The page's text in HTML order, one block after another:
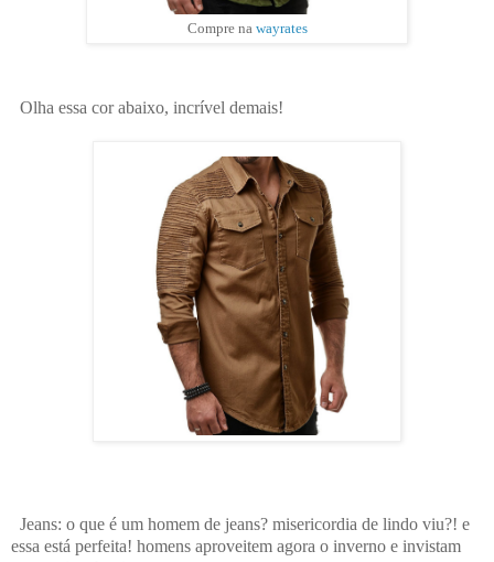
Compre na wayrates
Olha essa cor abaixo, incrível demais!
Jeans: o que é um homem de jeans? misericordia de lindo viu?! e
essa está perfeita! homens aproveitem agora o inverno e invistam